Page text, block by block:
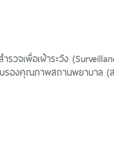
รวจเพื่อเฝ้าระวัง
รองคุณภาพสถานพยาบาล (